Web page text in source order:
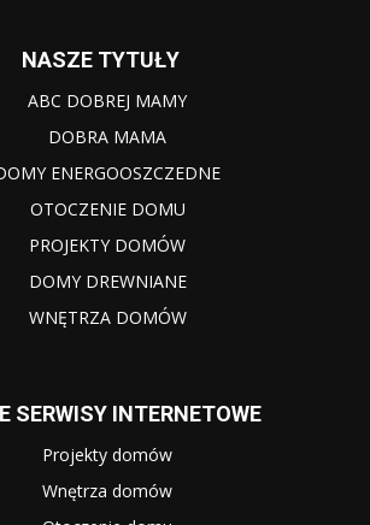
NASZE TYTUŁY
ABC DOBREJ MAMY
DOBRA MAMA
ENERGOOSZCZEDNE
OTOCZENIE DOMU
PROJEKTY DOMÓW
DOMY DREWNIANE
WNĘTRZA DOMÓW
SERWISY INTERNETOWE
Projekty domów
Wnętrza domów